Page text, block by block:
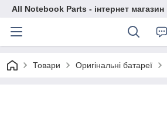
All Notebook Parts - інтернет магазин
Товари Оригінальні батареї